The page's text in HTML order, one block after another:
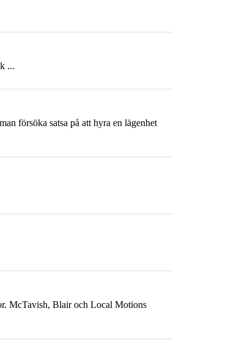
...
försöka satsa på att hyra en lägenhet
McTavish, Blair och Local Motions